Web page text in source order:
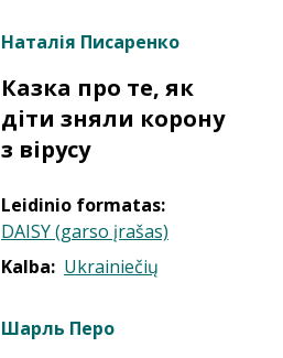
Наталія Писаренко
Казка про те, як
діти зняли корону
з вірусу
Leidinio formatas:
DAISY (garso įrašas)
Kalba: Ukrainiečių
Шарль Перо